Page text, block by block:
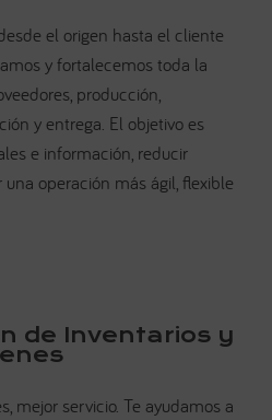
el origen hasta el cliente
y fortalecemos toda la
producción,
y entrega. El objetivo es
e información, reducir
operación más ágil, flexible
de Inventarios y
mejor servicio. Te ayudamos a